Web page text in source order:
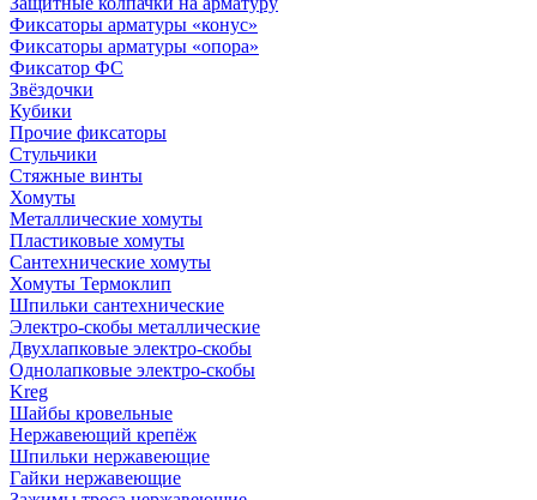
Фиксаторы арматуры «конус»
Фиксаторы арматуры «опора»
Фиксатор ФС
Звёздочки
Кубики
Прочие фиксаторы
Стульчики
Стяжные винты
Хомуты
Металлические хомуты
Пластиковые хомуты
Сантехнические хомуты
Хомуты Термоклип
Шпильки сантехнические
Электро-скобы металлические
Двухлапковые электро-скобы
Однолапковые электро-скобы
Kreg
Шайбы кровельные
Нержавеющий крепёж
Шпильки нержавеющие
Гайки нержавеющие